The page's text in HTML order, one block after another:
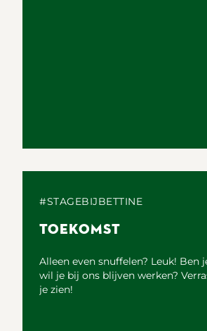
#STAGEBIJBETTINE
TOEKOMST
Alleen even snuffelen? Leuk! Ben
wil je bij ons blijven werken?
je zien!